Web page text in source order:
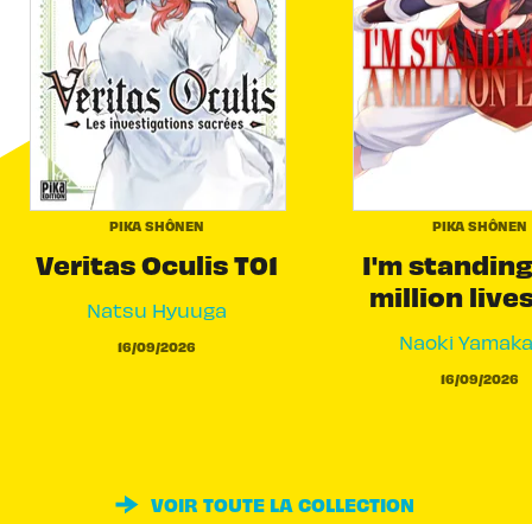
PIKA SHÔNEN
Veritas Oculis T01
Natsu Hyuuga
16/09/2026
PIKA SHÔNEN
I'm
million
Naoki
16/09/2026
VOIR TOUTE LA COLLECTION